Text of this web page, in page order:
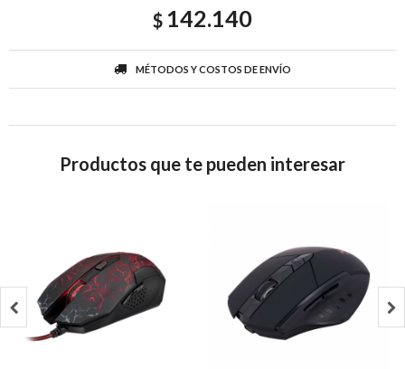
$ 142.140
MÉTODOS Y COSTOS DE ENVÍO
Productos que te pueden interesar
 